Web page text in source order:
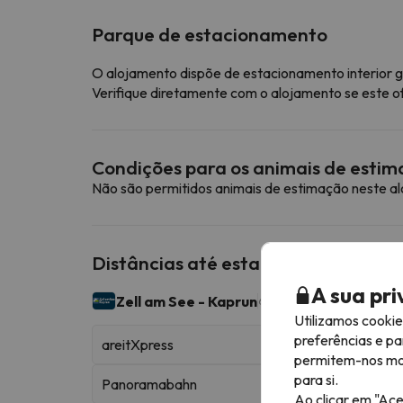
Parque de estacionamento
O alojamento dispõe de estacionamento interior
Verifique diretamente com o alojamento se este
Condições para os animais de
Não são permitidos animais de estimação neste
Distâncias até estações de esqui
Zell am See - Kaprun62 km esquiáveis
areitXpress
Panoramabahn
A sua
Utilizamos
preferências e
permitem-nos
para si.
Ao clicar em